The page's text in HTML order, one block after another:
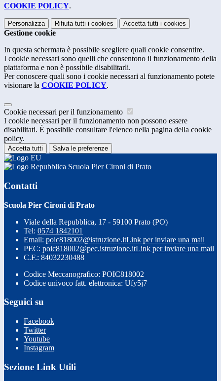
COOKIE POLICY.
Personalizza Rifiuta tutti i cookies Accetta tutti i cookies
Gestione cookie
In questa schermata è possibile scegliere quali cookie consentire.
I cookie necessari sono quelli che consentono il funzionamento della
piattaforma e non è possibile disabilitarli.
Per conoscere quali sono i cookie necessari al funzionamento potete
visionare la COOKIE POLICY.
Cookie necessari per il funzionamento
I cookie necessari per il funzionamento non possono essere
disabilitati. È possibile consultare l'elenco nella pagina della cookie
policy.
Accetta tutti Salva le preferenze
Scuola Pier Cironi di Prato
Contatti
Scuola Pier Cironi di Prato
Viale della Repubblica, 17 - 59100 Prato (PO)
Tel: 0574 1842101
Email: poic818002@istruzione.itLink per inviare una mail
PEC: poic818002@pec.istruzione.itLink per inviare una mail
C.F.: 84032230488
Codice Meccanografico: POIC818002
Codice univoco fatt. elettronica: Ufy5j7
Seguici su
Facebook
Twitter
Youtube
Instagram
Sezione Link Utili